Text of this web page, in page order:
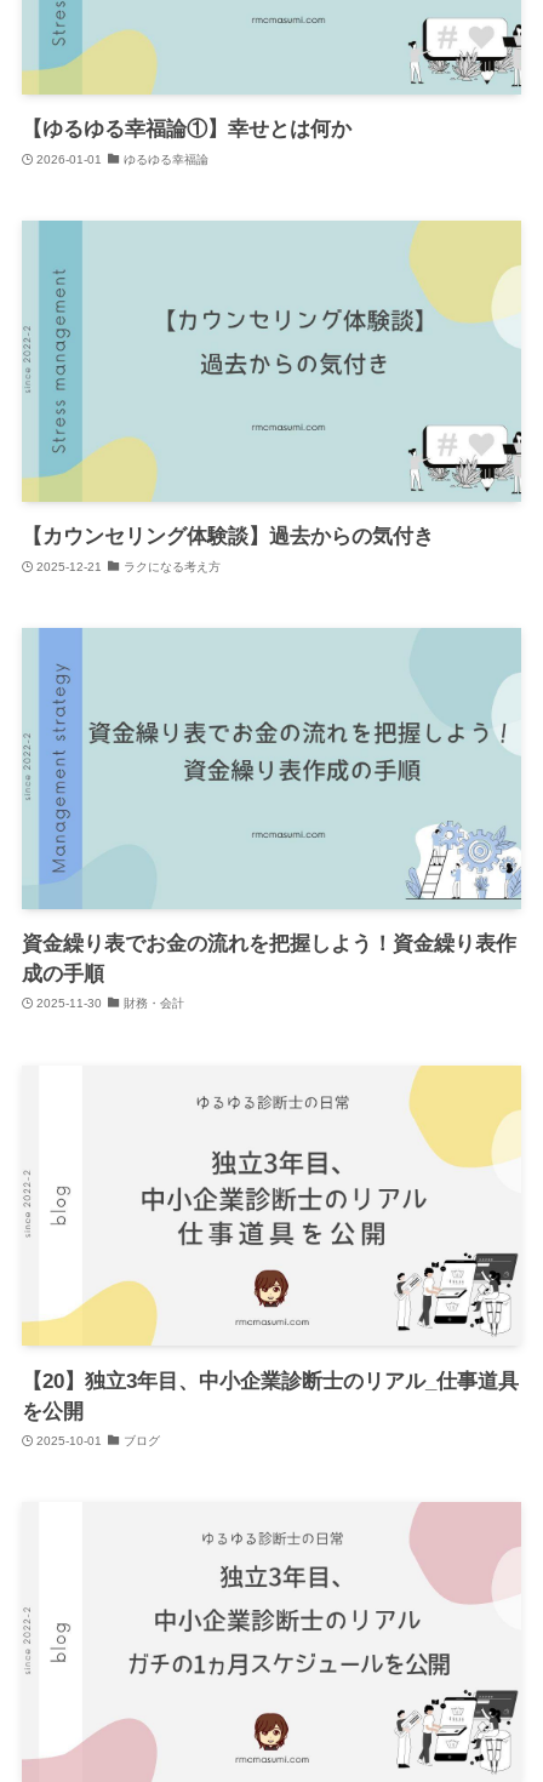
【ゆるゆる幸福論①】幸せとは何か
2026-01-01 ゆるゆる幸福論
【カウンセリング体験談】過去からの気付き
2025-12-21 ラクになる考え方
資金繰り表でお金の流れを把握しよう！資金繰り表作
成の手順
2025-11-30 財務・会計
【20】独立3年目、中小企業診断士のリアル_仕事道具
を公開
2025-10-01 ブログ